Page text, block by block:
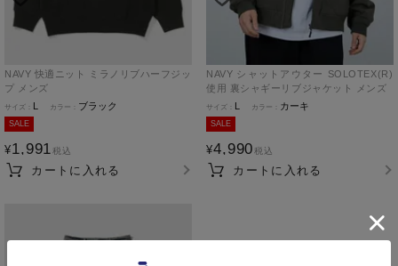
NAVY 快適ニット ミラノリブハーフジッ
プ メンズ
L
ブラック
SALE
¥1,991 税込
カートに入れる
NAVY シャットアウター SOLOTEX(R)
使用 裏シャギーリブジャケット メンズ
L
カーキ
SALE
¥4,990 税込
カートに入れる